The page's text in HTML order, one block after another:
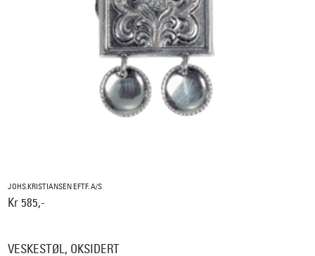
JOHS.KRISTIANSEN EFTF. A/S
Kr 585,-
VESKESTØL, OKSIDERT